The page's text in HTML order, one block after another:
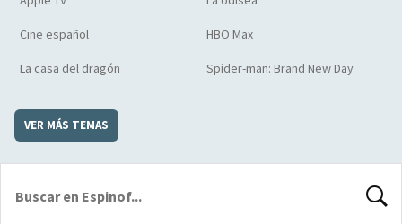
Cine español HBO Max
La casa del dragón Spider-man: Brand New Day
VER MÁS TEMAS